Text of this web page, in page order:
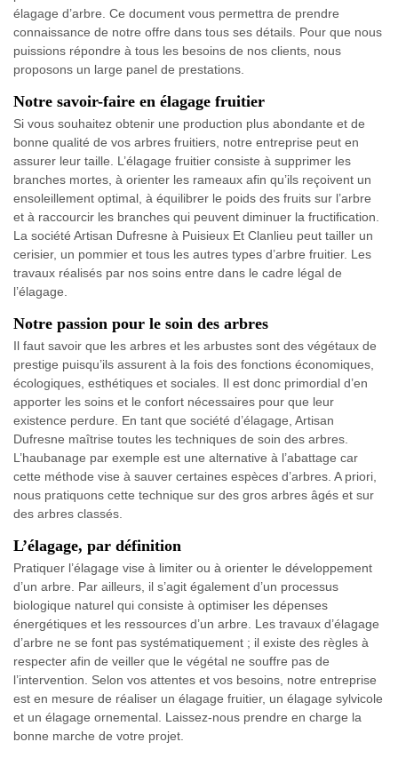
élagage d’arbre. Ce document vous permettra de prendre
connaissance de notre offre dans tous ses détails. Pour que nous
puissions répondre à tous les besoins de nos clients, nous
proposons un large panel de prestations.
Notre savoir-faire en élagage fruitier
Si vous souhaitez obtenir une production plus abondante et de
bonne qualité de vos arbres fruitiers, notre entreprise peut en
assurer leur taille. L’élagage fruitier consiste à supprimer les
branches mortes, à orienter les rameaux afin qu’ils reçoivent un
ensoleillement optimal, à équilibrer le poids des fruits sur l’arbre
et à raccourcir les branches qui peuvent diminuer la fructification.
La société Artisan Dufresne à Puisieux Et Clanlieu peut tailler un
cerisier, un pommier et tous les autres types d’arbre fruitier. Les
travaux réalisés par nos soins entre dans le cadre légal de
l’élagage.
Notre passion pour le soin des arbres
Il faut savoir que les arbres et les arbustes sont des végétaux de
prestige puisqu’ils assurent à la fois des fonctions économiques,
écologiques, esthétiques et sociales. Il est donc primordial d’en
apporter les soins et le confort nécessaires pour que leur
existence perdure. En tant que société d’élagage, Artisan
Dufresne maîtrise toutes les techniques de soin des arbres.
L’haubanage par exemple est une alternative à l’abattage car
cette méthode vise à sauver certaines espèces d’arbres. A priori,
nous pratiquons cette technique sur des gros arbres âgés et sur
des arbres classés.
L’élagage, par définition
Pratiquer l’élagage vise à limiter ou à orienter le développement
d’un arbre. Par ailleurs, il s’agit également d’un processus
biologique naturel qui consiste à optimiser les dépenses
énergétiques et les ressources d’un arbre. Les travaux d’élagage
d’arbre ne se font pas systématiquement ; il existe des règles à
respecter afin de veiller que le végétal ne souffre pas de
l’intervention. Selon vos attentes et vos besoins, notre entreprise
est en mesure de réaliser un élagage fruitier, un élagage sylvicole
et un élagage ornemental. Laissez-nous prendre en charge la
bonne marche de votre projet.